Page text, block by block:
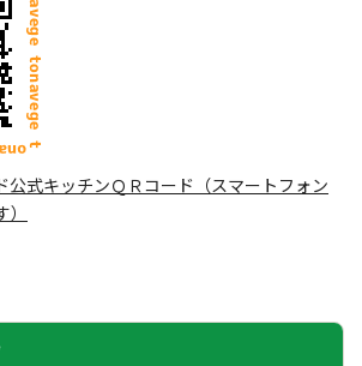
公式キッチンＱＲコード（スマートフォン